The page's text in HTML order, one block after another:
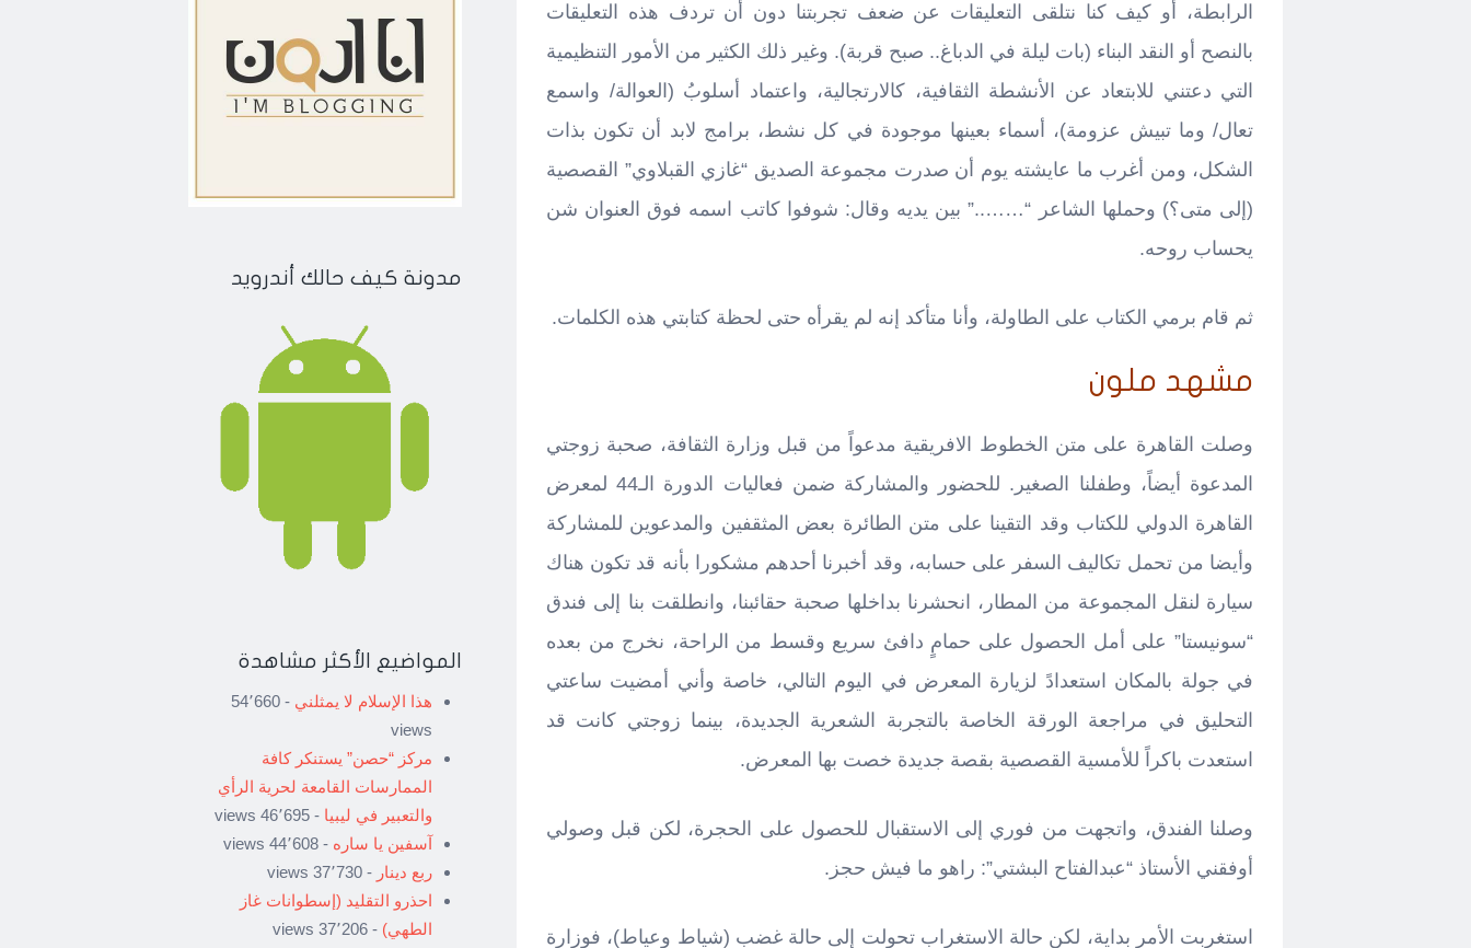
الرابطة، أو كيف كنا نتلقى التعليقات عن ضعف تجربتنا دون أن تردف هذه التعليقات
بالنصح أو النقد البناء (بات ليلة في الدباغ.. صبح قربة). وغير ذلك الكثير من الأمور التنظيمية
التي دعتني للابتعاد عن الأنشطة الثقافية، كالارتجالية، واعتماد أسلوبُ (العوالة/ واسمع
تعال/ وما تبيش عزومة)، أسماء بعينها موجودة في كل نشط، برامج لابد أن تكون بذات
الشكل، ومن أغرب ما عايشته يوم أن صدرت مجموعة الصديق “غازي القبلاوي” القصصية
(إلى متى؟) وحملها الشاعر “……..” بين يديه وقال: شوفوا كاتب اسمه فوق العنوان شن
يحساب روحه.
ثم قام برمي الكتاب على الطاولة، وأنا متأكد إنه لم يقرأه حتى لحظة كتابتي هذه الكلمات.
مشهد ملون
وصلت القاهرة على متن الخطوط الافريقية مدعواً من قبل وزارة الثقافة، صحبة زوجتي
المدعوة أيضاً، وطفلنا الصغير. للحضور والمشاركة ضمن فعاليات الدورة الـ44 لمعرض
القاهرة الدولي للكتاب وقد التقينا على متن الطائرة بعض المثقفين والمدعوين للمشاركة
وأيضا من تحمل تكاليف السفر على حسابه، وقد أخبرنا أحدهم مشكورا بأنه قد تكون هناك
سيارة لنقل المجموعة من المطار، انحشرنا بداخلها صحبة حقائبنا، وانطلقت بنا إلى فندق
“سونيستا” على أمل الحصول على حمامٍ دافئ سريع وقسط من الراحة، نخرج من بعده
في جولة بالمكان استعدادً لزيارة المعرض في اليوم التالي، خاصة وأني أمضيت ساعتي
التحليق في مراجعة الورقة الخاصة بالتجربة الشعرية الجديدة، بينما زوجتي كانت قد
استعدت باكراً للأمسية القصصية بقصة جديدة خصت بها المعرض.
وصلنا الفندق، واتجهت من فوري إلى الاستقبال للحصول على الحجرة، لكن قبل وصولي
أوفقني الأستاذ “عبدالفتاح البشتي”: راهو ما فيش حجز.
استغربت الأمر بداية، لكن حالة الاستغراب تحولت إلى حالة غضب (شياط وعياط)، فوزارة
مدونة كيف حالك أندرويد
المواضيع الأكثر مشاهدة
هذا الإسلام لا يمثلني
- 54٬660
views
مركز “حصن” يستنكر كافة
الممارسات القامعة لحرية الرأي
والتعبير في ليبيا - 46٬695 views
آسفين يا ساره - 44٬608 views
ربع دينار - 37٬730 views
احذرو التقليد (إسطوانات غاز
الطهي) - 37٬206 views